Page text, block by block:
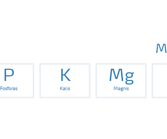
P
Fosforas
K
Kalis
Mg
Magnis